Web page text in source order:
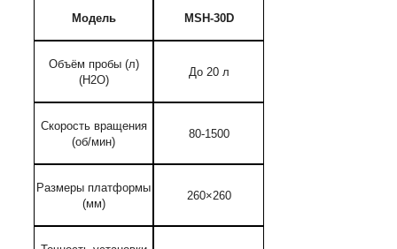
Модель MSH-30D
Объём пробы (л)
(Н2О)
До 20 л
Скорость вращения
(об/мин)
80-1500
Размеры платформы
(мм)
260×260